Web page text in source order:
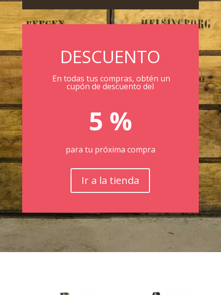
DESCUENTO
En todas tus compras, obtén un
cupón de descuento del
5 %
para tu próxima compra
Ir a la tienda